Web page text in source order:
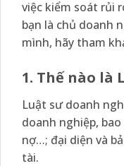
việc kiểm soát rủi
bạn là chủ doanh
mình, hãy tham
1. Thế nào là
Luật sư doanh
doanh nghiệp,
nợ…; đại diện và
tài.